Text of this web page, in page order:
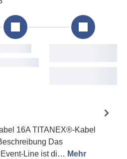
16A TITANEX®-Kabel
Das
Line ist di… Mehr